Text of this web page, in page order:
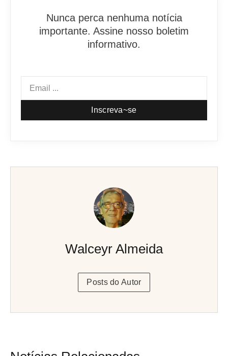
Nunca perca nenhuma notícia
importante. Assine nosso boletim
informativo.
Inscreva~se
Walceyr Almeida
Posts do Autor